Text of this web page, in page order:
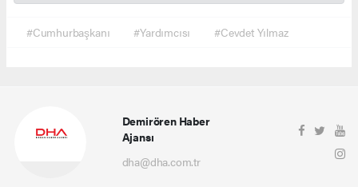
#Cumhurbaşkanı #Yardımcısı #Cevdet Yılmaz
Demirören Haber
Ajansı
dha@dha.com.tr